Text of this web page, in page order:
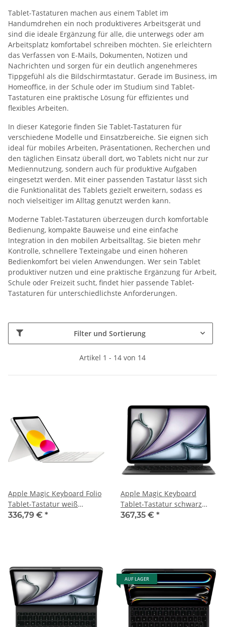
Tablet-Tastaturen machen aus einem Tablet im
Handumdrehen ein noch produktiveres Arbeitsgerät und
sind die ideale Ergänzung für alle, die unterwegs oder am
Arbeitsplatz komfortabel schreiben möchten. Sie erleichtern
das Verfassen von E-Mails, Dokumenten, Notizen und
Nachrichten und sorgen für ein deutlich angenehmeres
Tippgefühl als die Bildschirmtastatur. Gerade im Business, im
Homeoffice, in der Schule oder im Studium sind Tablet-
Tastaturen eine praktische Lösung für effizientes und
flexibles Arbeiten.
In dieser Kategorie finden Sie Tablet-Tastaturen für
verschiedene Modelle und Einsatzbereiche. Sie eignen sich
ideal für mobiles Arbeiten, Präsentationen, Recherchen und
den täglichen Einsatz überall dort, wo Tablets nicht nur zur
Mediennutzung, sondern auch für produktive Aufgaben
eingesetzt werden. Mit einer passenden Tastatur lässt sich
die Funktionalität des Tablets gezielt erweitern, sodass es
noch vielseitiger im Alltag genutzt werden kann.
Moderne Tablet-Tastaturen überzeugen durch komfortable
Bedienung, kompakte Bauweise und eine einfache
Integration in den mobilen Arbeitsalltag. Sie bieten mehr
Kontrolle, schnellere Texteingabe und einen höheren
Bedienkomfort bei vielen Anwendungen. Wer sein Tablet
produktiver nutzen und eine praktische Ergänzung für Arbeit,
Schule oder Freizeit sucht, findet hier passende Tablet-
Tastaturen für unterschiedlichste Anforderungen.
Filter und Sortierung
Artikel 1 - 14 von 14
Apple Magic Keyboard Folio
Tablet-Tastatur weiß
geeignet für Apple iPad 10.
336,79 € *
Apple Magic Keyboard
Tablet-Tastatur schwarz
geeignet für Apple iPad Air
367,35 € *
AUF LAGER